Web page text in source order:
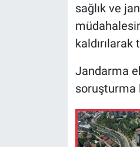
sağlık ve
kaldırılarak
Jandarma
soruşturma